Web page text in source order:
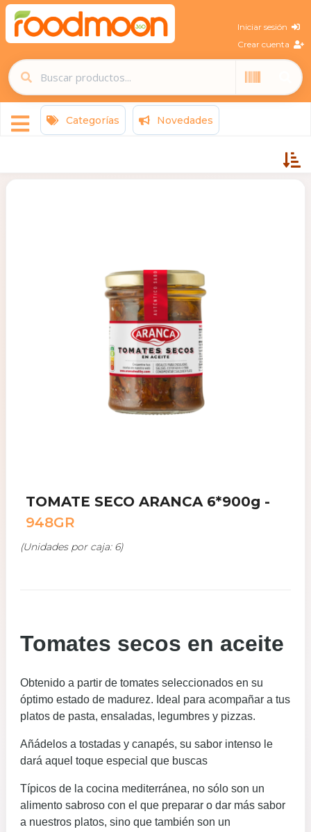
Iniciar sesión
Crear cuenta
Categorías Novedades
TOMATE SECO ARANCA 6*900g -
948GR
(Unidades por caja: 6)
Tomates secos en aceite
Obtenido a partir de tomates seleccionados en su
óptimo estado de madurez. Ideal para acompañar a tus
platos de pasta, ensaladas, legumbres y pizzas.
Añádelos a tostadas y canapés, su sabor intenso le
dará aquel toque especial que buscas
Típicos de la cocina mediterránea, no sólo son un
alimento sabroso con el que preparar o dar más sabor
a nuestros platos, sino que también son un